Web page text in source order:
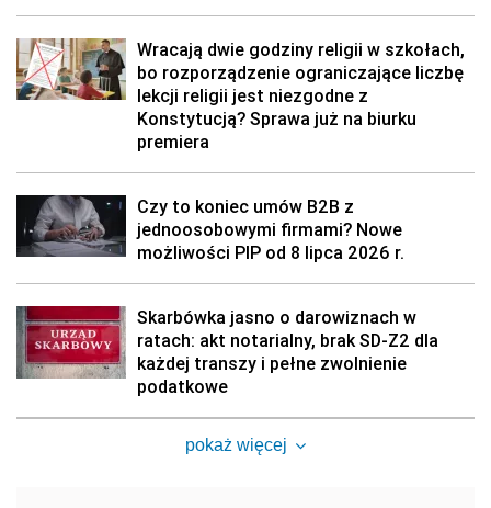
Wracają dwie godziny religii w szkołach,
bo rozporządzenie ograniczające liczbę
lekcji religii jest niezgodne z
Konstytucją? Sprawa już na biurku
premiera
Czy to koniec umów B2B z
jednoosobowymi firmami? Nowe
możliwości PIP od 8 lipca 2026 r.
Skarbówka jasno o darowiznach w
ratach: akt notarialny, brak SD-Z2 dla
każdej transzy i pełne zwolnienie
podatkowe
pokaż więcej